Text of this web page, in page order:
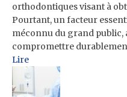
orthodontiques visant à
Pourtant, un facteur
méconnu du grand public,
compromettre
Lire